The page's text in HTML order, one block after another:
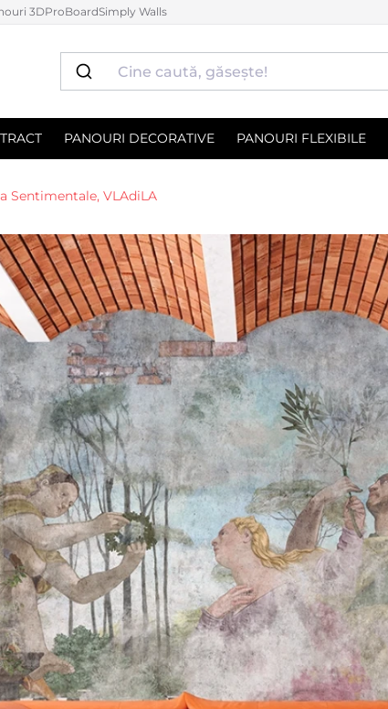
3DProBoardSimply Walls
PANOURI DECORATIVE PANOURI FLEXIBILE
Sentimentale, VLAdiLA